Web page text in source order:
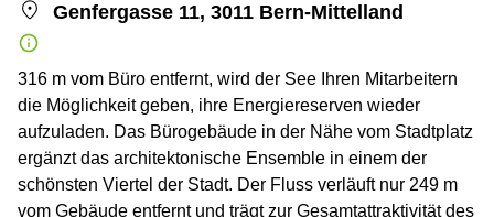
Genfergasse 11, 3011 Bern-Mittelland
316 m vom Büro entfernt, wird der See Ihren Mitarbeitern
die Möglichkeit geben, ihre Energiereserven wieder
aufzuladen. Das Bürogebäude in der Nähe vom Stadtplatz
ergänzt das architektonische Ensemble in einem der
schönsten Viertel der Stadt. Der Fluss verläuft nur 249 m
vom Gebäude entfernt und trägt zur Gesamtattraktivität des